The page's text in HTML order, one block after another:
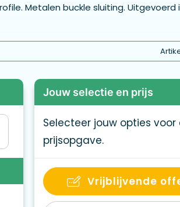
Metalen buckle sluiting. Uitgevoerd
Jouw selectie en prijs
Selecteer jouw opties voor
prijsopgave.
Vrijblijvende